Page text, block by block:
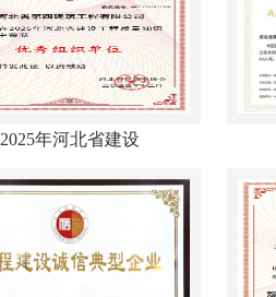
2025年河北省建设